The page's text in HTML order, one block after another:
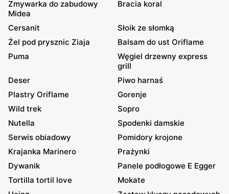
Zmywarka do zabudowy
Midea
Bracia koral
Cersanit
Słoik ze słomką
Żel pod prysznic Ziaja
Balsam do ust Oriflame
Puma
Węgiel drzewny express
grill
Deser
Piwo harnaś
Plastry Oriflame
Gorenje
Wild trek
Sopro
Nutella
Spodenki damskie
Serwis obiadowy
Pomidory krojone
Krajanka Marinero
Prażynki
Dywanik
Panele podłogowe E Egger
Tortilla tortil love
Mokate